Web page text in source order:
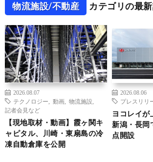
物流施設/不動産 カテゴリの最
2026.08.07
テクノロジー
動画 物流施設
記者会見など
【現地取材・動画】霞ヶ関キ
ャピタル、川崎・東扇島の冷
凍自動倉庫を公開
2026.08.06
プレスリリ
ヨコレイが
新潟・長
点開設